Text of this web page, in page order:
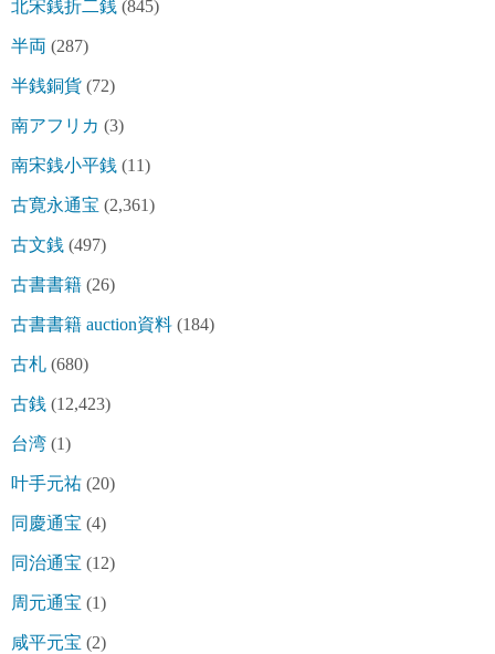
北宋銭折二銭 (845)
半両 (287)
半銭銅貨 (72)
南アフリカ (3)
南宋銭小平銭 (11)
古寛永通宝 (2,361)
古文銭 (497)
古書書籍 (26)
古書書籍 auction資料 (184)
古札 (680)
古銭 (12,423)
台湾 (1)
叶手元祐 (20)
同慶通宝 (4)
同治通宝 (12)
周元通宝 (1)
咸平元宝 (2)